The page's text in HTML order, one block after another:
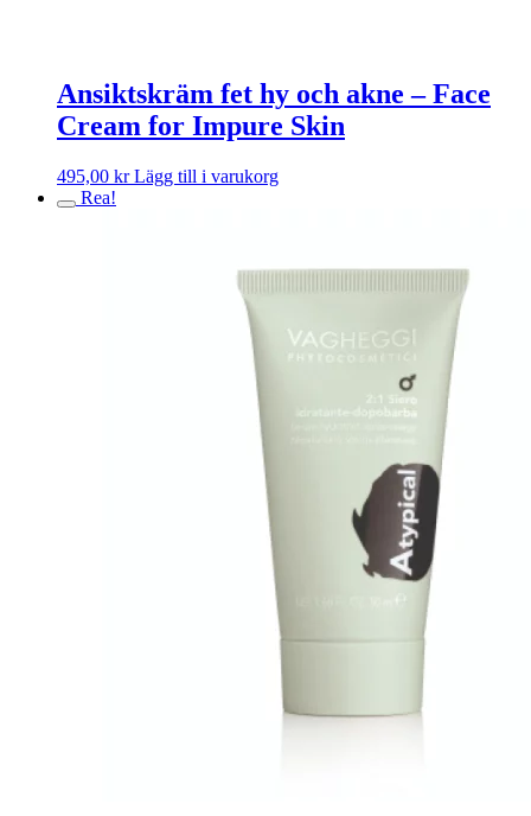
Ansiktskräm fet hy och akne – Face
Cream for Impure Skin
495,00 kr Lägg till i varukorg
Rea!